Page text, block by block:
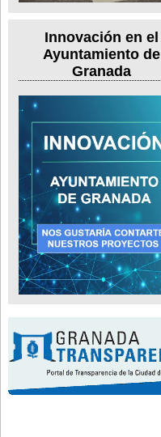
Innovación en el
Ayuntamiento de
Granada